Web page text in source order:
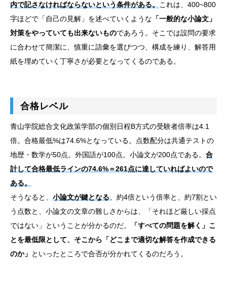
内で記さなければならないという条件がある。
これは、400~800
字ほどで「自己の見解」を述べていくような 「一般的な小論文」
対策をやっていても出来ないものであろう。そこでは設問の要求
に合わせて簡潔に、慎重に語彙を選びつつ、構成を練り、解答用
紙を埋めていく丁寧さが必要となってくるのである。
合格レベル
青山学院総合文化政策学部の個別日程B方式の受験者倍率は4.1
倍。合格最低%は74.6%となっている。点数配分は共通テストの
地歴・数学が50点。外国語が100点。小論文が200点である。 合
計して合格最低ラインの74.6%＝261点に達していればよいので
ある。
そうなると、 小論文が鍵となる。約4倍という倍率と、約7割とい
う点数と、小論文の文章の難しさからは、「それほど厳しい採点
ではない」ということが分かるのだ。
「すべての問題を解く」こ
とを最低限として、そこから「どこまで適切な解答を作成できる
のか」 といったところで合否が分かれてくるのだろう。